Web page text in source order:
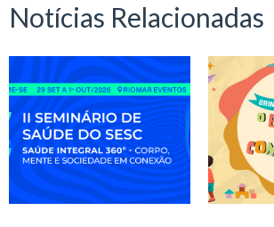
Notícias Relacionadas